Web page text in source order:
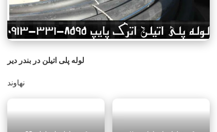
لوله پلی اتیلن در بندر دیر
نهاوند